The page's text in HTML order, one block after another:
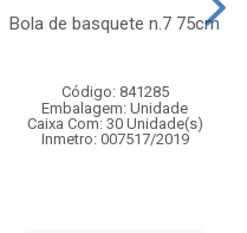
Bola de basquete n.7 75cm
Código: 841285
Embalagem: Unidade
Caixa Com: 30 Unidade(s)
Inmetro: 007517/2019